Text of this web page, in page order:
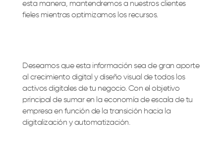
esta manera, mantendremos a nuestros clientes
fieles mientras optimizamos los recursos.
Deseamos que esta información sea de gran aporte
al crecimiento digital y diseño visual de todos los
activos digitales de tu negocio. Con el objetivo
principal de sumar en la economía de escala de tu
empresa en función de la transición hacia la
digitalización y automatización.